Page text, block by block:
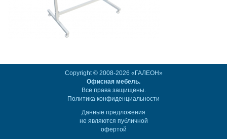
Copyright © 2008-2026 «ГАЛЕОН»
Офисная мебель.
Все права защищены.
Политика конфиденциальности
Данные предложения
не являются публичной
офертой